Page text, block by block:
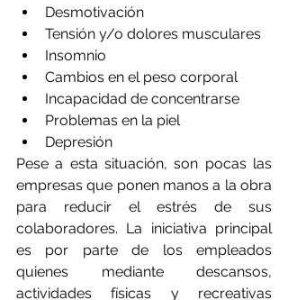
Desmotivación
Tensión y/o dolores musculares
Insomnio
Cambios en el peso corporal
Incapacidad de concentrarse
Problemas en la piel
Depresión
Pese a esta situación, son pocas las
empresas que ponen manos a la obra
para reducir el estrés de sus
colaboradores. La iniciativa principal
es por parte de los empleados
quienes mediante descansos,
actividades físicas y recreativas